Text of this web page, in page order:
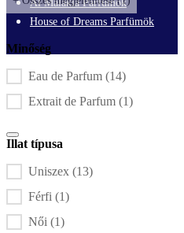
Al Malakia Parfümök
House of Dreams Parfümök
Inspiráció
Kapcsolat
Minőség
Minőség alapú szűrő
Eau de Parfum (14)
Extrait de Parfum (1)
Illat típusa
Illat típusa szűrő
Uniszex (13)
Férfi (1)
Női (1)